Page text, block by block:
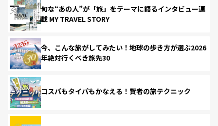
旬な“あの人”が「旅」をテーマに語るインタビュー連
載 MY TRAVEL STORY
今、こんな旅がしてみたい！地球の歩き方が選ぶ2026
年絶対行くべき旅先30
コスパもタイパもかなえる！賢者の旅テクニック